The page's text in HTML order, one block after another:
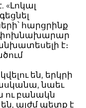
«Լոկալ
հարցրինք
փոխնախարար
է։
են, երկրի
նաեւ
ու բանակն
այժմ պետք է